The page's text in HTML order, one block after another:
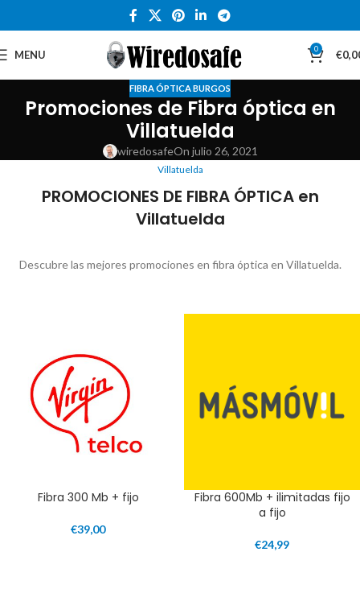
MENU 0 €
FIBRA ÓPTICA BURGOS
Promociones de Fibra óptica en
Villatuelda
wiredosafeOn julio 26, 2021
Villatuelda
PROMOCIONES DE FIBRA ÓPTICA en
Villatuelda
Descubre las mejores promociones en fibra óptica en Villatuelda.
Fibra 300 Mb + fijo
€39,00
Fibra 600Mb + ilimitadas fijo
a fijo
€24,99